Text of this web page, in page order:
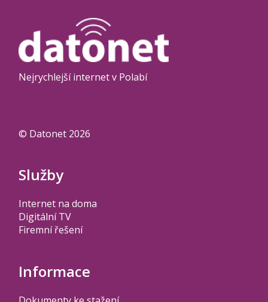
Nejrychlejší internet v Polabí
© Datonet 2026
Služby
Internet na doma
Digitální TV
Firemní řešení
Informace